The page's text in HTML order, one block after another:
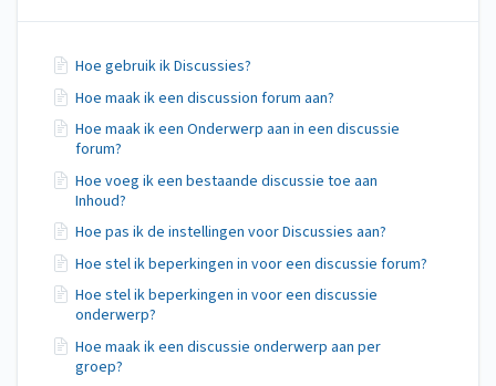
Hoe gebruik ik Discussies?
Hoe maak ik een discussion forum aan?
Hoe maak ik een Onderwerp aan in een discussie
forum?
Hoe voeg ik een bestaande discussie toe aan
Inhoud?
Hoe pas ik de instellingen voor Discussies aan?
Hoe stel ik beperkingen in voor een discussie forum?
Hoe stel ik beperkingen in voor een discussie
onderwerp?
Hoe maak ik een discussie onderwerp aan per
groep?